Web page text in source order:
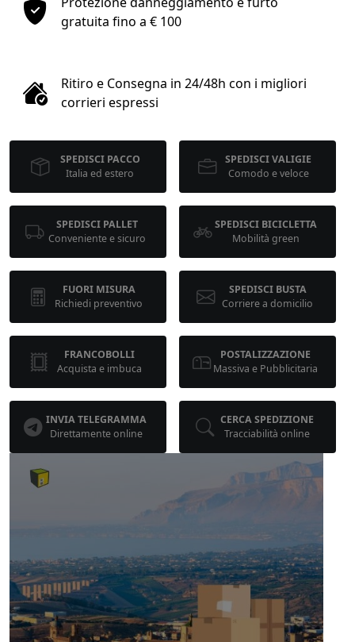
1
kg
cm
calcola
gratuita fino a € 100
Ritiro e Consegna in 24/48h con i migliori
corrieri espressi
SPEDISCI PACCO
Italia ed estero
SPEDISCI VALIGIE
Comodo e veloce
SPEDISCI PALLET
Conveniente e sicuro
SPEDISCI BICICLETTA
Mobilità green
FUORI MISURA
Richiedi preventivo
SPEDISCI BUSTA
Corriere a domicilio
FRANCOBOLLI
Acquista e imbuca
POSTALIZZAZIONE
Massiva e Pubblicitaria
INVIA TELEGRAMMA
Direttamente online
CERCA SPEDIZIONE
Tracciabilità online